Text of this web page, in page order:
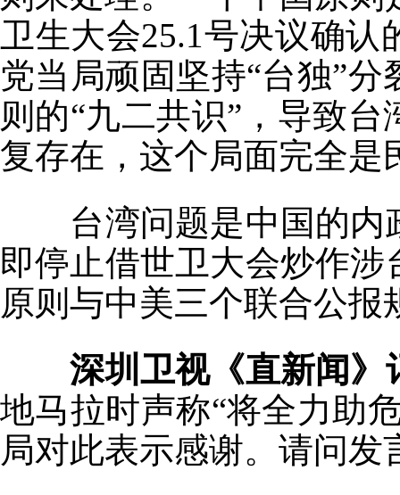
卫生大会25.1号决议确
党当局顽固坚持“台独”
则的“九二共识”，导致
复存在，这个局面完全是
台湾问题是中国的内
即停止借世卫大会炒作
原则与中美三个联合公报
深圳卫视《直新闻》
地马拉时声称“将全力助
局对此表示感谢。请问发